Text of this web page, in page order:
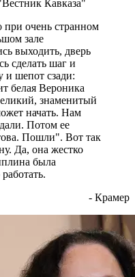
Кавказа"
при очень странном
зале
выходить, дверь
сделать шаг и
и шепот сзади:
белая Вероника
знаменитый
начать. Нам
Потом ее
Пошли". Вот так
Да, она жестко
была
- Крамер